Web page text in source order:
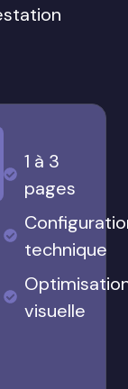
1 à 3
pages
technique
visuelle